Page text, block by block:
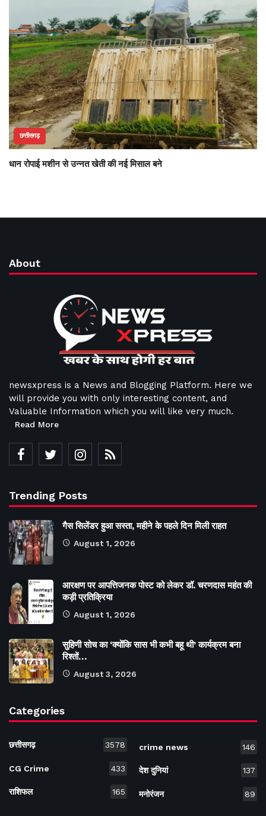
छत्तीसगढ़
धान रोपाई मशीन से उन्नत खेती की नई मिसाल बने
About
newsxpress is a News and Blogging Platform. Here we
will provide you with only interesting content, and
Valuable Information which you will like very much.
Read More
Trending Posts
गैस सिलेंडर हुआ सस्ता, महीने के पहले दिन मिली राहत
August 1, 2026
आरक्षण पर आपत्तिजनक पोस्ट को लेकर डॉ. चरणदास महंत की
कड़ी प्रतिक्रिया
August 1, 2026
सुहिणी सोच का ‘क्योंकि सास भी कभी बहू थी’ कार्यक्रम बना
रिश्तों…
August 3, 2026
Categories
छत्तीसगढ़ 3578
CG Crime 433
राशिफल 165
crime news 146
देश दुनियां 137
मनोरंजन 89